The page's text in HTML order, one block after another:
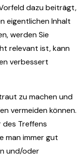
dazu beiträgt,
eigentlichen Inhalt
werden Sie
relevant ist, kann
verbessert
zu machen und
vermeiden können.
des Treffens
man immer gut
und/oder